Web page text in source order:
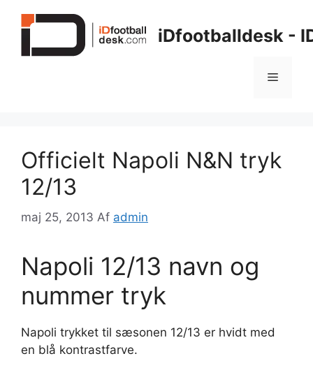
iDfootballdesk -
Menu
Officielt Napoli N&N tryk
12/13
maj 25, 2013 Af admin
Napoli 12/13 navn og
nummer tryk
Napoli trykket til sæsonen 12/13 er hvidt med
en blå kontrastfarve.